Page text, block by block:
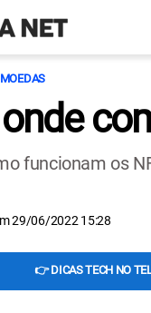
funcionam os
29/06/2022 15:28
👉 DICAS TECH NO